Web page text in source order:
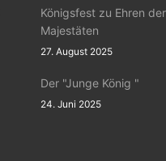
Königsfest zu Ehren
Majestäten
27. August 2025
Der "Junge König "
24. Juni 2025